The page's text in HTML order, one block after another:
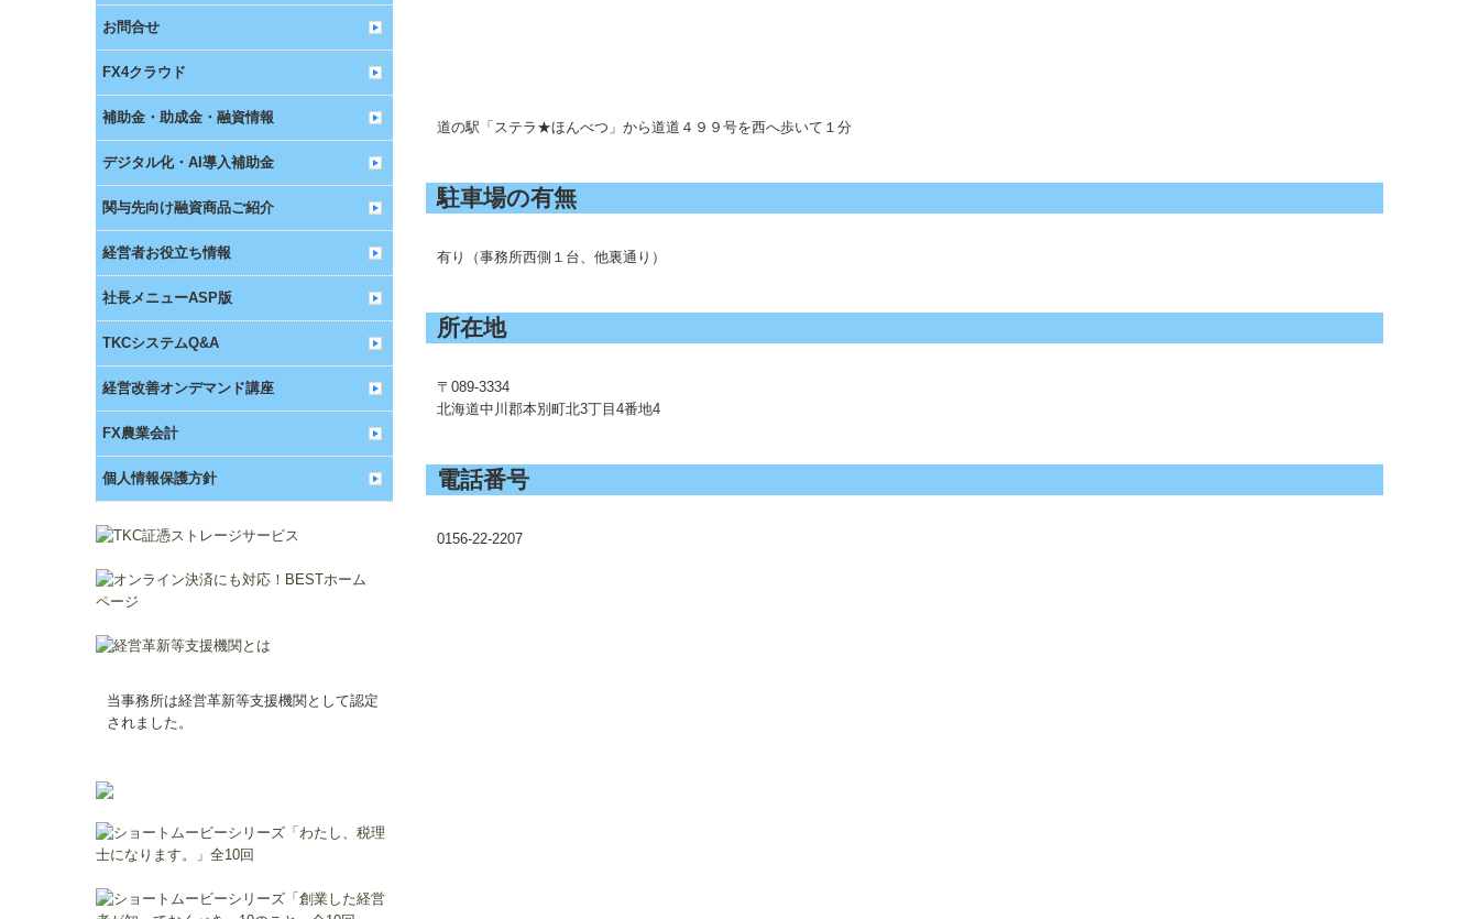
お問合せ
FX4クラウド
補助金・助成金・融資情報
デジタル化・AI導入補助金
関与先向け融資商品ご紹介
経営者お役立ち情報
社長メニューASP版
TKCシステムQ&A
経営改善オンデマンド講座
FX農業会計
個人情報保護方針
当事務所は経営革新等支援機関として認定
されました。
道の駅「ステラ★ほんべつ」から道道４９９号を西へ歩いて１分
駐車場の有無
有り（事務所西側１台、他裏通り）
所在地
〒089-3334
北海道中川郡本別町北3丁目4番地4
電話番号
0156-22-2207